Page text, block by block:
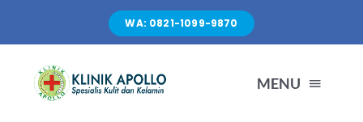
content
WA: 0821-1099-9870
MENU